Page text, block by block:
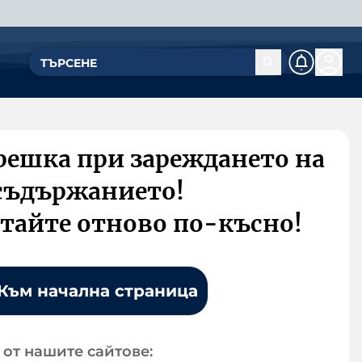
при зареждането на
отново по-късно!
начална страница
нашите сайтове: